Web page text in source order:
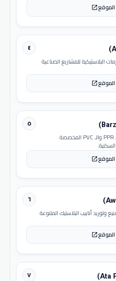
الموقعopen_in_new
٤
البلاستيكية للمشاريع الصناعية
الموقعopen_in_new
٥
يوفر مجموعة متكاملة من أنابيب الـ PPR والـ PVC المخصصة
الموقعopen_in_new
٦
أنابيب البلاستيك المتنوعة
الموقعopen_in_new
٧